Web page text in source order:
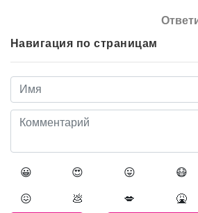
Навигация по страницам
😀 😍 😛 😷
😖 💩 💋 🤮